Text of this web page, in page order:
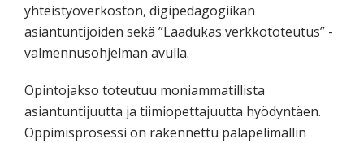
yhteistyöverkoston, digipedagogiikan
asiantuntijoiden sekä ”Laadukas verkkototeutus” -
valmennusohjelman avulla.
Opintojakso toteutuu moniammatillista
asiantuntijuutta ja tiimiopettajuutta hyödyntäen.
Oppimisprosessi on rakennettu palapelimallin